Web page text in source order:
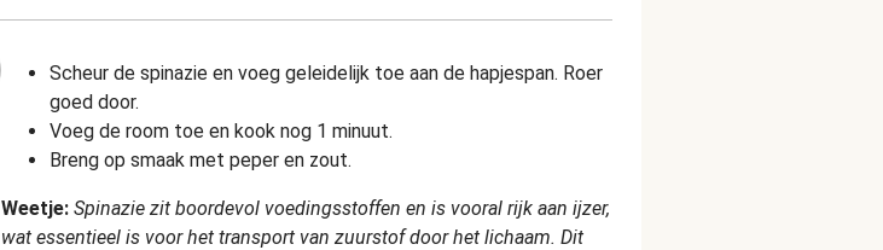
Scheur de spinazie en voeg geleidelijk toe aan de hapjespan. Roer
goed door.
Voeg de room toe en kook nog 1 minuut.
Breng op smaak met peper en zout.
Weetje: Spinazie zit boordevol voedingsstoffen en is vooral rijk aan ijzer,
wat essentieel is voor het transport van zuurstof door het lichaam. Dit